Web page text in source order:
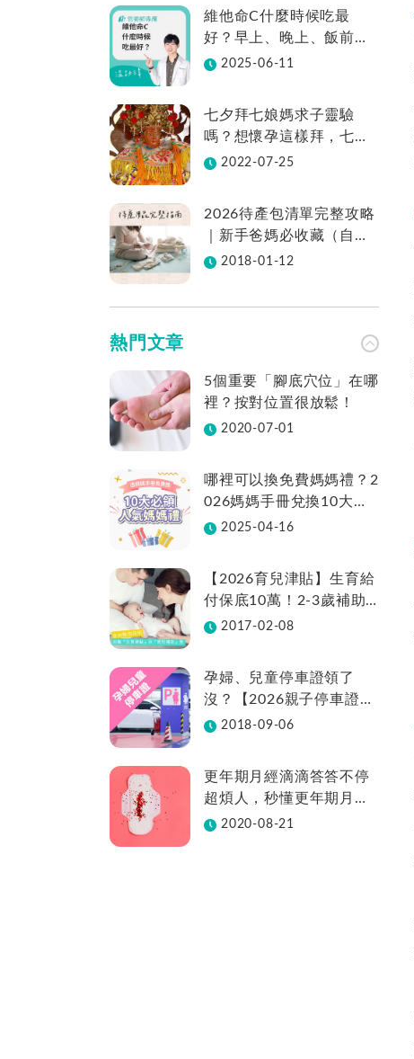
維他命C什麼時候吃最
好？早上、晚上、飯前、
飯後差在哪？
2025-06-11
七夕拜七娘媽求子靈驗
嗎？想懷孕這樣拜，七娘
媽拜法、供品、地點一次
2022-07-25
2026待產包清單完整攻略
｜新手爸媽必收藏（自然
產／剖腹產適用／表格免
2018-01-12
熱門文章
5個重要「腳底穴位」在哪
裡？按對位置很放鬆！
2020-07-01
哪裡可以換免費媽媽禮？2
026媽媽手冊兌換10大品
牌懶人包一次看！
2025-04-16
【2026育兒津貼】生育給
付保底10萬！2-3歲補助
不中斷、全台22縣市補助
2017-02-08
孕婦、兒童停車證領了
沒？【2026親子停車證懶
人包】各縣市領取方法在
2018-09-06
更年期月經滴滴答答不停
超煩人，秒懂更年期月經
週期變化
2020-08-21